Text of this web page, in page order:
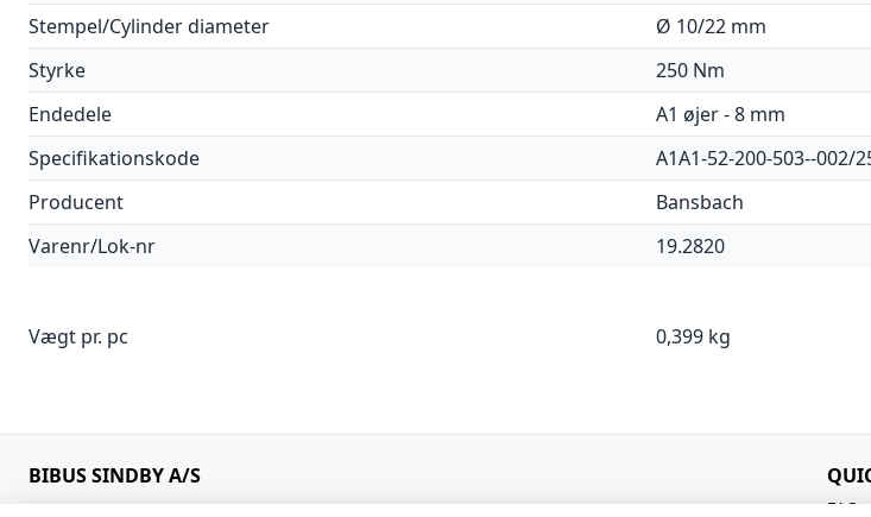
Stempel/Cylinder diameter
Ø 10/22 mm
Styrke
250 Nm
Endedele
A1 øjer - 8 mm
Specifikationskode
A1A1-52-200-503--002/
Producent
Bansbach
Varenr/Lok-nr
19.2820
Vægt pr. pc 0,399 kg
BIBUS SINDBY A/S
FAQ